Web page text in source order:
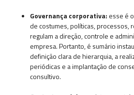
Governança corporativa: esse é
de costumes, políticas, processos,
regulam a direção, controle e
empresa. Portanto, é sumário
definição clara de hierarquia, a
periódicas e a implantação de
consultivo.